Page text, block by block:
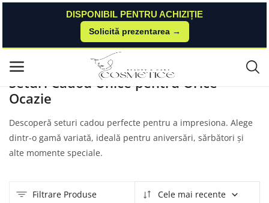
DISPONIBIL PENTRU ACHIZIȚIE
Solicită prezentarea →
Meniu principal
Categorii
Acasă
Contact
Esteto Seturi Cadou
Seturi Cadou Unice pentru Orice
Ocazie
Descoperă seturi cadou perfecte pentru a impresiona. Alege
dintr-o gamă variată, ideală pentru aniversări, sărbători și
alte momente speciale.
Filtrare Produse Cele mai recente